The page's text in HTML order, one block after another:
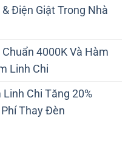
Điện Giật Trong Nhà
4000K Và Hàm
Linh Chi
Linh Chi Tăng 20%
Phí Thay Đèn